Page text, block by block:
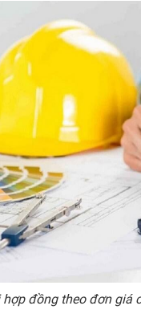
hợp đồng theo đơn giá